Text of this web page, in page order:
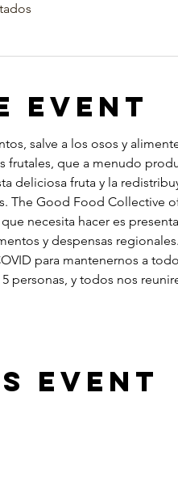
Event
salve a los osos y
frutales, que a menudo
deliciosa fruta y la
The Good Food Collective
necesita hacer es
y despensas
personas, y todos nos
Event